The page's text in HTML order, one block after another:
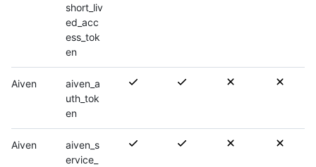
short_liv
ed_acc
ess_tok
en
Aiven
aiven_a
uth_tok
en
Aiven
aiven_s
ervice_